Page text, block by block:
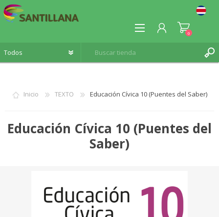
INICIA SESIÓN
0
Inicio TEXTO Educación Cívica 10 (Puentes del Saber)
Educación Cívica 10 (Puentes del
Saber)